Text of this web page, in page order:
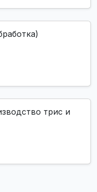
трис и